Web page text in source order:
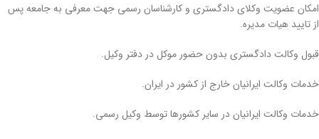
امکان عضویت وکلای دادگستری و کارشناسان رسمی جهت معرفی به جامعه پس
از تایید هیات مدیره.
قبول وکالت دادگستری بدون حضور موکل در دفتر وکیل.
خدمات وکالت ایرانیان خارج از کشور در ایران.
خدمات وکالت ایرانیان در سایر کشورها توسط وکیل رسمی.